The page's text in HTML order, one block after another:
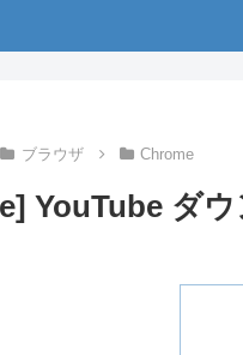
ブラウザ Chrome
YouTube ダ